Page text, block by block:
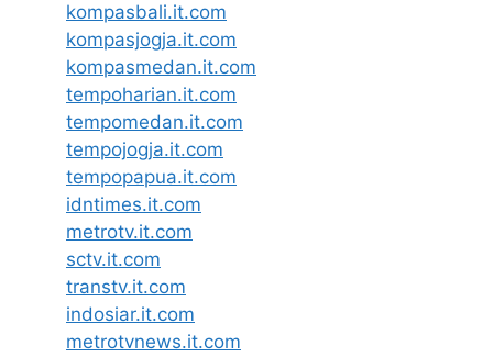
kompasbali.it.com
kompasjogja.it.com
kompasmedan.it.com
tempoharian.it.com
tempomedan.it.com
tempojogja.it.com
tempopapua.it.com
idntimes.it.com
metrotv.it.com
sctv.it.com
transtv.it.com
indosiar.it.com
metrotvnews.it.com